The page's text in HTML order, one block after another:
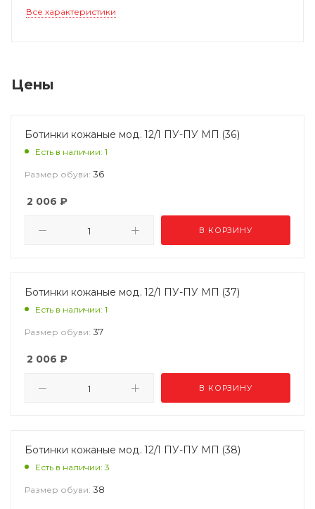
Все характеристики
Цены
Ботинки кожаные мод. 12/1 ПУ-ПУ МП (36)
Есть в наличии: 1
Размер обуви: 36
2 006 ₽
В КОРЗИНУ
Ботинки кожаные мод. 12/1 ПУ-ПУ МП (37)
Есть в наличии: 1
Размер обуви: 37
2 006 ₽
В КОРЗИНУ
Ботинки кожаные мод. 12/1 ПУ-ПУ МП (38)
Есть в наличии: 3
Размер обуви: 38